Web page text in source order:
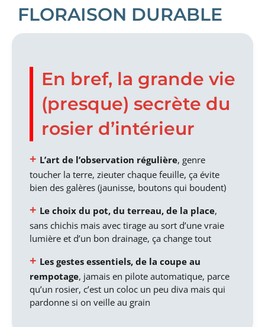
FLORAISON DURABLE
En bref, la grande vie
(presque) secrète du
rosier d’intérieur
L’art de l’observation régulière, genre
toucher la terre, zieuter chaque feuille, ça évite
bien des galères (jaunisse, boutons qui boudent)
Le choix du pot, du terreau, de la place,
sans chichis mais avec tirage au sort d’une vraie
lumière et d’un bon drainage, ça change tout
Les gestes essentiels, de la coupe au
rempotage, jamais en pilote automatique, parce
qu’un rosier, c’est un coloc un peu diva mais qui
pardonne si on veille au grain